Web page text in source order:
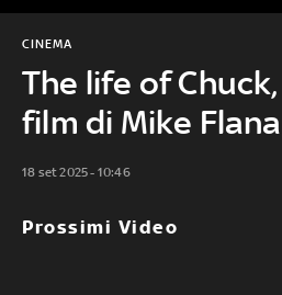
The life of
film di Mike
CINEMA
18 set 2025 - 10:46
Prossimi Video